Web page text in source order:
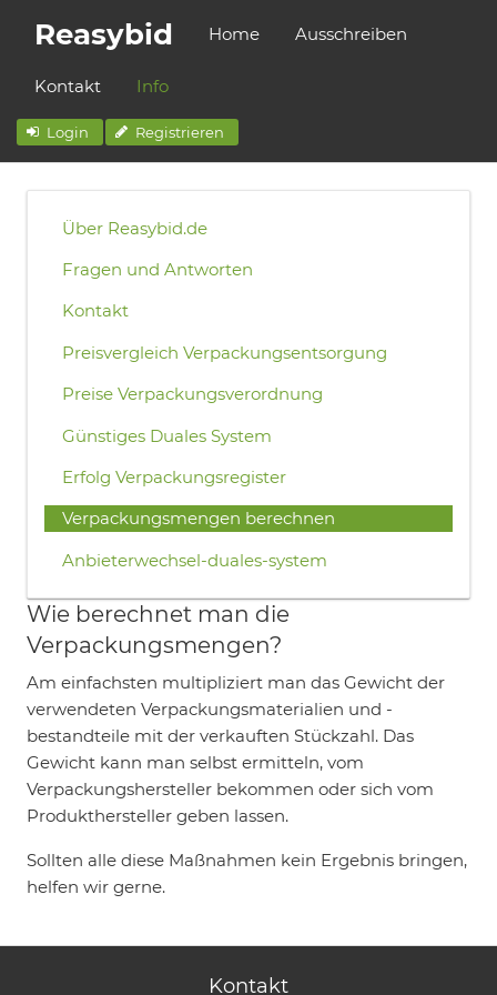
Reasybid Home Ausschreiben
Kontakt Info
Login Registrieren
Über Reasybid.de
Fragen und Antworten
Kontakt
Preisvergleich Verpackungsentsorgung
Preise Verpackungsverordnung
Günstiges Duales System
Erfolg Verpackungsregister
Verpackungsmengen berechnen
Anbieterwechsel-duales-system
Wie berechnet man die
Verpackungsmengen?
Am einfachsten multipliziert man das Gewicht der
verwendeten Verpackungsmaterialien und -
bestandteile mit der verkauften Stückzahl. Das
Gewicht kann man selbst ermitteln, vom
Verpackungshersteller bekommen oder sich vom
Produkthersteller geben lassen.
Sollten alle diese Maßnahmen kein Ergebnis bringen,
helfen wir gerne.
Kontakt